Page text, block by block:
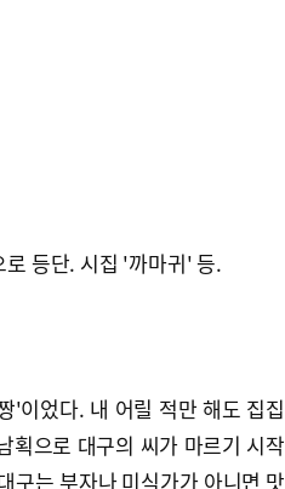
등단. 시집 '까마귀' 등.
'이었다. 내 어릴 적만 해도 집집
획으로 대구의 씨가 마르기 시작
구는 부자나 미식가가 아니면 맛